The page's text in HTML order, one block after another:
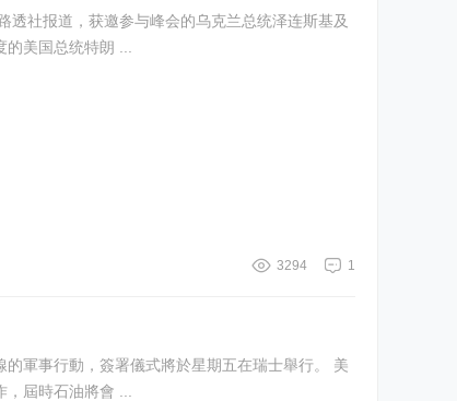
美国总统特朗 ...
1
3294
事行動，簽署儀式將於星期五在瑞士舉行。 美
屆時石油將會 ...